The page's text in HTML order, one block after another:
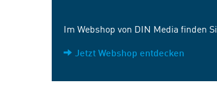
Im Webshop von DIN Media finden
Jetzt Webshop entdecken